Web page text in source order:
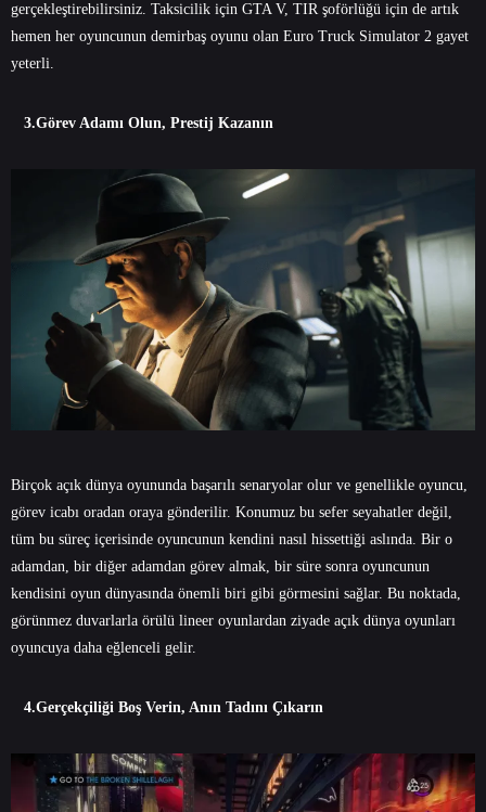
gerçekleştirebilirsiniz. Taksicilik için GTA V, TIR şoförlüğü için de artık
hemen her oyuncunun demirbaş oyunu olan Euro Truck Simulator 2 gayet
yeterli.
3.Görev Adamı Olun, Prestij Kazanın
Birçok açık dünya oyununda başarılı senaryolar olur ve genellikle oyuncu,
görev icabı oradan oraya gönderilir. Konumuz bu sefer seyahatler değil,
tüm bu süreç içerisinde oyuncunun kendini nasıl hissettiği aslında. Bir o
adamdan, bir diğer adamdan görev almak, bir süre sonra oyuncunun
kendisini oyun dünyasında önemli biri gibi görmesini sağlar. Bu noktada,
görünmez duvarlarla örülü lineer oyunlardan ziyade açık dünya oyunları
oyuncuya daha eğlenceli gelir.
4.Gerçekçiliği Boş Verin, Anın Tadını Çıkarın